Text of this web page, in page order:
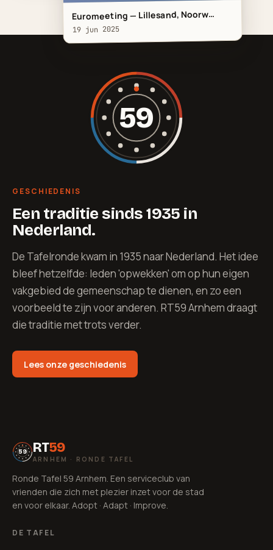
Euromeeting — Lillesand, Noorw…
19 jun 2025
GESCHIEDENIS
Een traditie sinds 1935 in
Nederland.
De Tafelronde kwam in 1935 naar Nederland. Het idee
bleef hetzelfde: leden 'opwekken' om op hun eigen
vakgebied de gemeenschap te dienen, en zo een
voorbeeld te zijn voor anderen. RT59 Arnhem draagt
die traditie met trots verder.
Lees onze geschiedenis
59
59 RT59
ARNHEM · RONDE TAFEL
Ronde Tafel 59 Arnhem. Een serviceclub van
vrienden die zich met plezier inzet voor de stad
en voor elkaar. Adopt · Adapt · Improve.
DE TAFEL